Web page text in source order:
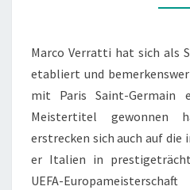
Marco Verratti hat sich als
etabliert und
mit Paris Saint-Germain
Meistertitel gewonnen
erstrecken sich auch auf
er Italien in
UEFA-